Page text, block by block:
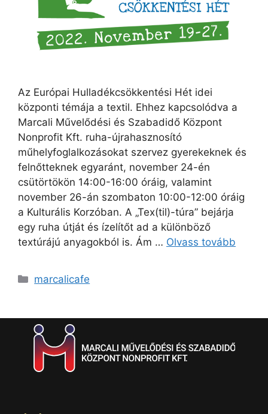
Az Európai Hulladékcsökkentési Hét idei
központi témája a textil. Ehhez kapcsolódva a
Marcali Művelődési és Szabadidő Központ
Nonprofit Kft. ruha-újrahasznosító
műhelyfoglalkozásokat szervez gyerekeknek és
felnőtteknek egyaránt, november 24-én
csütörtökön 14:00-16:00 óráig, valamint
november 26-án szombaton 10:00-12:00 óráig
a Kulturális Korzóban. A „Tex(til)-túra” bejárja
egy ruha útját és ízelítőt ad a különböző
textúrájú anyagokból is. Ám … Olvass tovább
marcalicafe